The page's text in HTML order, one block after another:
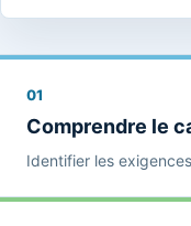
01
Comprendre le
Identifier les